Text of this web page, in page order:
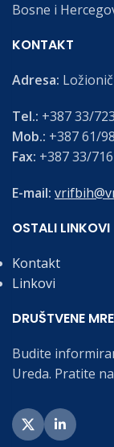
Bosne i
KONTAKT
Adresa:
Tel.: +387 33/
Mob.: +387 61/
Fax: +387 33/
E-mail:
OSTALI LINKOVI
Kontakt
Linkovi
DRUŠTVENE
Budite
Ureda. Pratite